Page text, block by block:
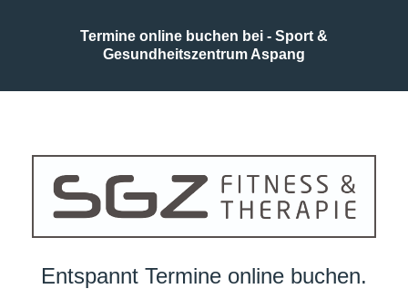
Termine online buchen bei - Sport &
Gesundheitszentrum Aspang
Entspannt Termine online buchen.